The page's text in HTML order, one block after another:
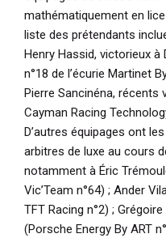
mathématiquement en
liste des prétendants
Henry Hassid, victorieux
n°18 de l’écurie Martinet
Pierre Sancinéna, récents
Cayman Racing
D’autres équipages ont
arbitres de luxe au cours
notamment à Éric
Vic’Team n°64) ; Ander
TFT Racing n°2) ;
(Porsche Energy By ART